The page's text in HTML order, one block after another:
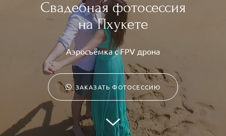
Свадебная фотосессия
на Пхукете
Аэросъёмка с FPV дрона
ЗАКАЗАТЬ ФОТОСЕССИЮ